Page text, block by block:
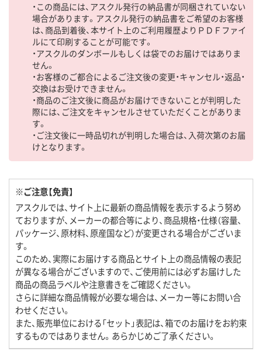
・この商品には、アスクル発行の納品書が同梱されていない
場合があります。アスクル発行の納品書をご希望のお客様
は、商品到着後、本サイト上のご利用履歴よりＰＤＦファイ
ルにて印刷することが可能です。
・アスクルのダンボールもしくは袋でのお届けではありま
せん。
・お客様のご都合によるご注文後の変更・キャンセル・返品・
交換はお受けできません。
・商品のご注文後に商品がお届けできないことが判明した
際には、ご注文をキャンセルさせていただくことがありま
す。
・ご注文後に一時品切れが判明した場合は、入荷次第のお届
けとなります。
※ご注意【免責】
アスクルでは、サイト上に最新の商品情報を表示するよう努め
ておりますが、メーカーの都合等により、商品規格・仕様（容量、
パッケージ、原材料、原産国など）が変更される場合がございま
す。
このため、実際にお届けする商品とサイト上の商品情報の表記
が異なる場合がございますので、ご使用前には必ずお届けした
商品の商品ラベルや注意書きをご確認ください。
さらに詳細な商品情報が必要な場合は、メーカー等にお問い合
わせください。
また、販売単位における「セット」表記は、箱でのお届けをお約束
するものではありません。あらかじめご了承ください。